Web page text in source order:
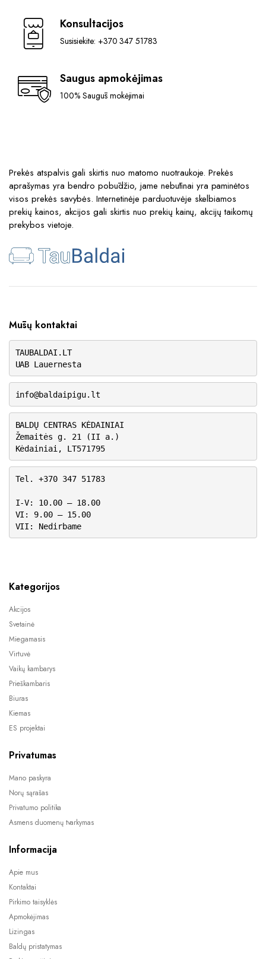
Konsultacijos
Susisiekite: +370 347 51783
Saugus apmokėjimas
100% Saugūs mokėjimai
Prekės atspalvis gali skirtis nuo matomo nuotraukoje. Prekės
aprašymas yra bendro pobūdžio, jame nebūtinai yra paminėtos
visos prekės savybės. Internetinėje parduotuvėje skelbiamos
prekių kainos, akcijos gali skirtis nuo prekių kainų, akcijų taikomų
prekybos vietoje.
Mūsų kontaktai
TAUBALDAI.LT
UAB Lauernesta
info@baldaipigu.lt
BALDŲ CENTRAS KĖDAINIAI
Žemaitės g. 21 (II a.)
Kėdainiai, LT571795
Tel. +370 347 51783
I-V: 10.00 – 18.00
VI: 9.00 – 15.00
VII: Nedirbame
Kategorijos
Akcijos
Svetainė
Miegamasis
Virtuvė
Vaikų kambarys
Prieškambaris
Biuras
Kiemas
ES projektai
Privatumas
Mano paskyra
Norų sąrašas
Privatumo politika
Asmens duomenų tvarkymas
Informacija
Apie mus
Kontaktai
Pirkimo taisyklės
Apmokėjimas
Lizingas
Baldų pristatymas